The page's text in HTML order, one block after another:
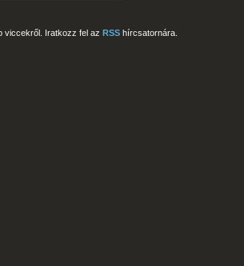
viccekről. Iratkozz fel az RSS hírcsatornára.